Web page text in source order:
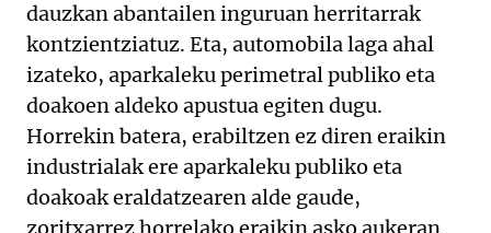
dauzkan abantailen inguruan herritarrak
kontzientziatuz. Eta, automobila laga ahal
izateko, aparkaleku perimetral publiko eta
doakoen aldeko apustua egiten dugu.
Horrekin batera, erabiltzen ez diren eraikin
industrialak ere aparkaleku publiko eta
doakoak eraldatzearen alde gaude,